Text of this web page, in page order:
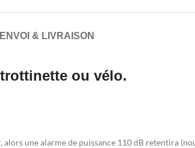
ENVOI & LIVRAISON
ou vélo.
alors une alarme de puissance 110 dB retentira